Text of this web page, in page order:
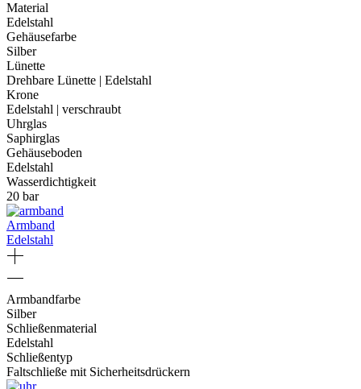
Material
Edelstahl
Gehäusefarbe
Silber
Lünette
Drehbare Lünette | Edelstahl
Krone
Edelstahl | verschraubt
Uhrglas
Saphirglas
Gehäuseboden
Edelstahl
Wasserdichtigkeit
20 bar
Armband
Edelstahl
Armbandfarbe
Silber
Schließenmaterial
Edelstahl
Schließentyp
Faltschließe mit Sicherheitsdrückern